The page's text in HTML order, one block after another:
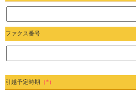
ファクス番号
引越予定時期 （*）